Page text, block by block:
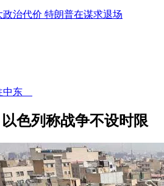
治代价 特朗普在谋求退场
中东
色列称战争不设时限